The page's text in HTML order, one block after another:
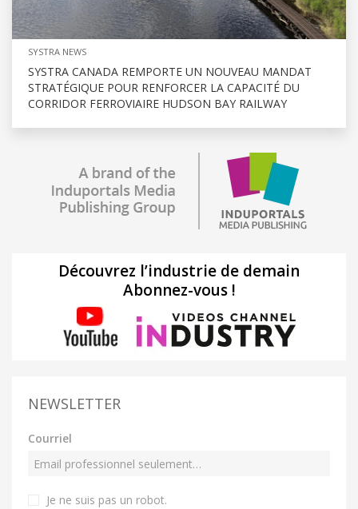
SYSTRA NEWS
SYSTRA CANADA REMPORTE UN NOUVEAU MANDAT
STRATÉGIQUE POUR RENFORCER LA CAPACITÉ DU
CORRIDOR FERROVIAIRE HUDSON BAY RAILWAY
Découvrez l’industrie de demain
Abonnez-vous !
NEWSLETTER
Courriel
Je ne suis pas un robot.